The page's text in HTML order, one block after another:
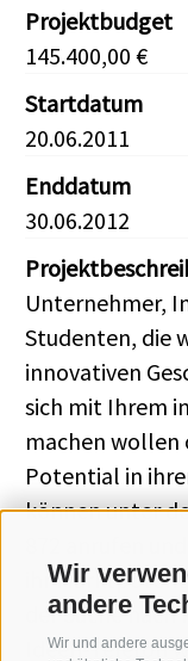
Wir
andere
Wir und andere
Projektbudget
145.400,00 €
Startdatum
20.06.2011
Enddatum
30.06.2012
Unternehmer,
Studenten, die
innovativen
sich mit Ihrem
machen wollen
Potential in
können unter
ihr
der Suche
Ideen-Telefon